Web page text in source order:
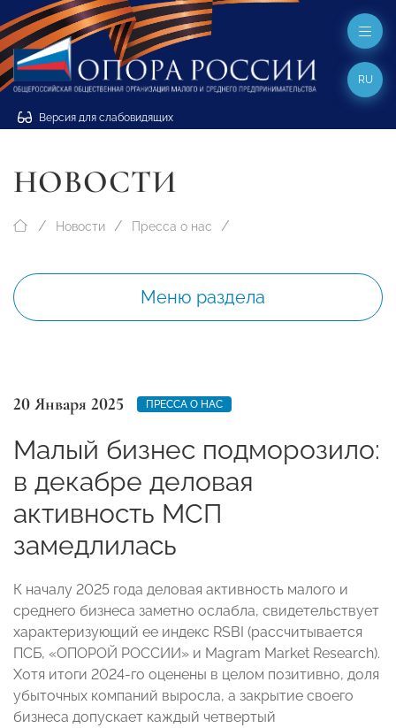
Версия для слабовидящих
RU
НОВОСТИ
Новости Пресса о нас
Меню раздела
20 Января 2025 ПРЕССА О НАС
Малый бизнес подморозило:
в декабре деловая
активность МСП
замедлилась
К началу 2025 года деловая активность малого и
среднего бизнеса заметно ослабла, свидетельствует
характеризующий ее индекс RSBI (рассчитывается
ПСБ, «ОПОРОЙ РОССИИ» и Magram Market Research).
Хотя итоги 2024-го оценены в целом позитивно, доля
убыточных компаний выросла, а закрытие своего
бизнеса допускает каждый четвертый